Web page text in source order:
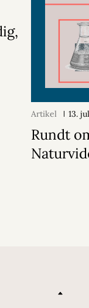
Artikel 13.
Rundt